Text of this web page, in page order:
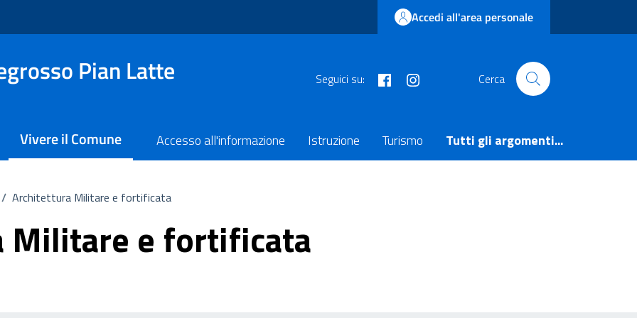
Accedi all'area personale
Pian Latte Seguici su: facebookinstagramCerca
Vivere il Comune Accesso all'informazione Istruzione Turismo Tutti gli argomenti...
/ Architettura Militare e fortificata
Militare e fortificata